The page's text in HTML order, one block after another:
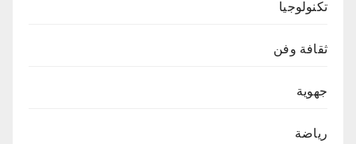
تكنولوجيا
ثقافة وفن
جهوية
رياضة